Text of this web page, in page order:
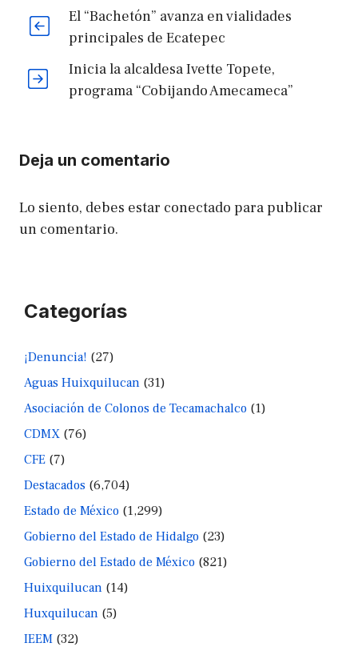
El “Bachetón” avanza en vialidades
principales de Ecatepec
Inicia la alcaldesa Ivette Topete,
programa “Cobijando Amecameca”
Deja un comentario
Lo siento, debes estar conectado para publicar
un comentario.
Categorías
¡Denuncia! (27)
Aguas Huixquilucan (31)
Asociación de Colonos de Tecamachalco (1)
CDMX (76)
CFE (7)
Destacados (6,704)
Estado de México (1,299)
Gobierno del Estado de Hidalgo (23)
Gobierno del Estado de México (821)
Huixquilucan (14)
Huxquilucan (5)
IEEM (32)